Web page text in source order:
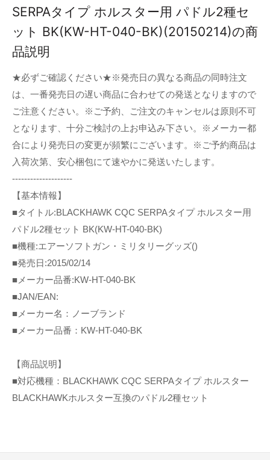
SERPAタイプ ホルスター用 パドル2種セ
ット BK(KW-HT-040-BK)(20150214)の商
品説明
★必ずご確認ください★※発売日の異なる商品の同時注文
は、一番発売日の遅い商品に合わせての発送となりますので
ご注意ください。※ご予約、ご注文のキャンセルは原則不可
となります、十分ご検討の上お申込み下さい。※メーカー都
合により発売日の変更が頻繁にございます。※ご予約商品は
入荷次第、安心梱包にて速やかに発送いたします。
--------------------
【基本情報】
■タイトル:BLACKHAWK CQC SERPAタイプ ホルスター用
パドル2種セット BK(KW-HT-040-BK)
■機種:エアーソフトガン・ミリタリーグッズ()
■発売日:2015/02/14
■メーカー品番:KW-HT-040-BK
■JAN/EAN:
■メーカー名：ノーブランド
■メーカー品番：KW-HT-040-BK
【商品説明】
■対応機種：BLACKHAWK CQC SERPAタイプ ホルスター
BLACKHAWKホルスター互換のパドル2種セット